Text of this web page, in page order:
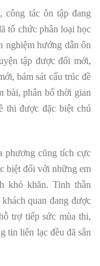
công tác ôn tập đang
tổ chức phân loại học
nghiệm hướng dẫn ôn
tập được đổi mới,
bám sát cấu trúc đề
bài, phân bố thời gian
thi được đặc biệt chú
phương cũng tích cực
biệt đối với những em
khó khăn. Tinh thần
quan đang được
trợ tiếp sức mùa thi,
tin liên lạc đều đã sẵn